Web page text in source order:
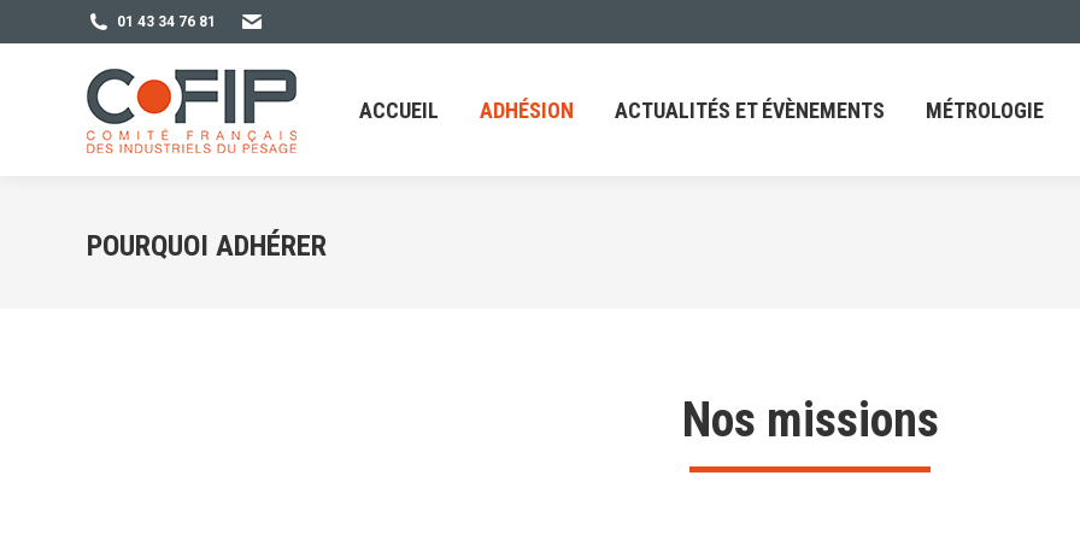
01 43 34 76 81
ACCUEIL ADHÉSION ACTUALITÉS ET ÉVÈNEMENTS MÉTROLOGIE
POURQUOI ADHÉRER
Nos missions
ACCUEIL ADHÉSION ACTUALITÉS ET ÉVÈNEMENTS MÉTROLOGIE FAQ